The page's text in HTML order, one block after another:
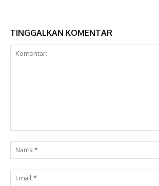
TINGGALKAN KOMENTAR